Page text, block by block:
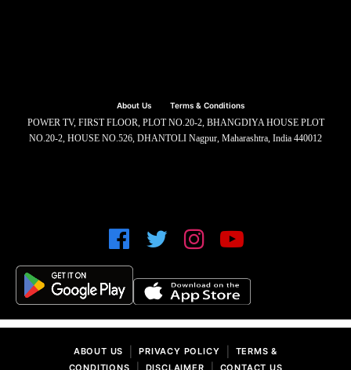
About Us Terms & Conditions
POWER TV, FIRST FLOOR, PLOT NO.20-2, BHANGDIYA HOUSE PLOT
NO.20-2, HOUSE NO.526, DHANTOLI Nagpur, Maharashtra, India 440012
ABOUT US PRIVACY POLICY
TERMS &